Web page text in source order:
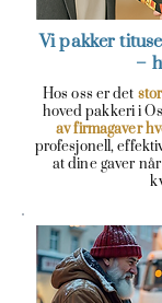
Vi pakker
–
Hos oss er det
hoved pakkeri i
avfirmagaver
profesjonell,
at dine gaver